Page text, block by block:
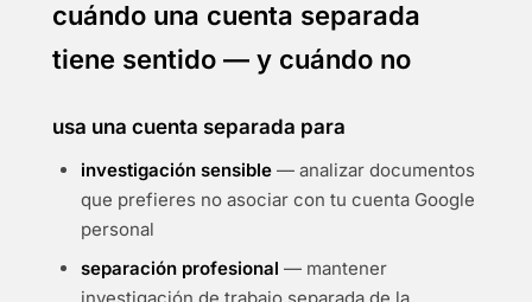
cuándo una cuenta separada
tiene sentido — y cuándo no
usa una cuenta separada para
investigación sensible — analizar documentos
que prefieres no asociar con tu cuenta Google
personal
separación profesional — mantener